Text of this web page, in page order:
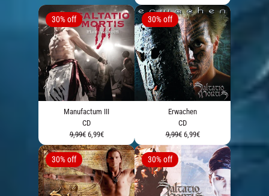
Manufactum III
CD
9,99€ 6,99€
30% off
Erwachen
CD
9,99€ 6,99€
30% off
30% off 30% off